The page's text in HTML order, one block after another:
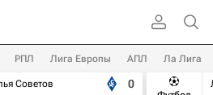
РПЛ Лига Европы АПЛ Ла Лига
Советов
0